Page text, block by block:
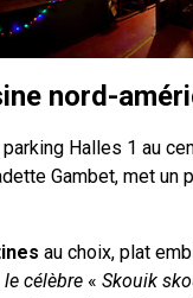
nord-
Halles 1 au
Gambet, met un
au choix, plat
célèbre « Skouik